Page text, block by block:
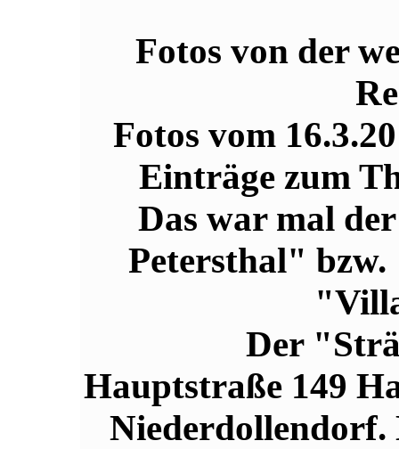
Fotos von der
Fotos vom
Einträge zum
Das war mal
Petersthal"
Der
Hauptstraße 149
Niederdollendorf.